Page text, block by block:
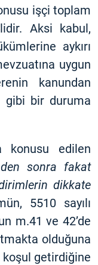
işçi toplam
Aksi kabul,
aykırı
uygun
kanundan
gibi bir duruma
konusu edilen
sonra fakat
dikkate
5510 sayılı
m.41 ve 42’de
olduğuna
getirdiğine